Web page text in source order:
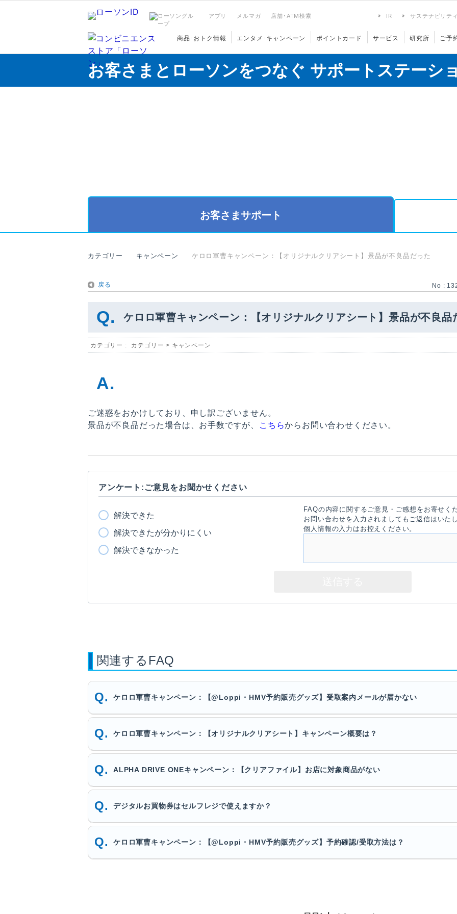
アプリ メルマガ 店舗･ATM検索 IR サステナビリティ
商品･おトク情報 エンタメ･キャンペーン ポイントカード サービス 研究所 ご予
お客さまとローソンをつなぐ サポートステーシ
お客さまサポート
カテゴリー キャンペーン ケロロ軍曹キャンペーン：【オリジナルクリアシート】景品が不良品だった
戻る No :
ケロロ軍曹キャンペーン：【オリジナルクリアシート】景品が不良品
カテゴリー : カテゴリー > キャンペーン
ご迷惑をおかけしており、申し訳ございません。
景品が不良品だった場合は、お手数ですが、
こちらからお問い合わせください。
アンケート:ご意見をお聞かせください
解決できた
解決できたが分かりにくい
解決できなかった
FAQの内容に関するご意見・ご感想をお寄せく
お問い合わせを入力されましてもご返信はいた
個人情報の入力はお控えください。
関連するFAQ
ケロロ軍曹キャンペーン：【@Loppi・HMV予約販売グッズ】受取案内メールが届かない
ケロロ軍曹キャンペーン：【オリジナルクリアシート】キャンペーン概要は？
ALPHA DRIVE ONEキャンペーン：【クリアファイル】お店に対象商品がない
デジタルお買物券はセルフレジで使えますか？
ケロロ軍曹キャンペーン：【@Loppi・HMV予約販売グッズ】予約確認/受取方法は？